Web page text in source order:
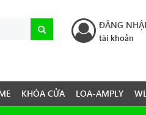
ĐĂNG
tài khoản
KHÓA CỬA LOA-AMPLY